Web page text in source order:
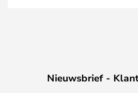
Nieuwsbrief -